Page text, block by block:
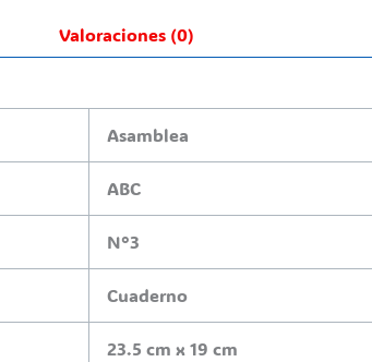
Valoraciones (0)
Asamblea
ABC
N°3
Cuaderno
23.5 cm x 19 cm